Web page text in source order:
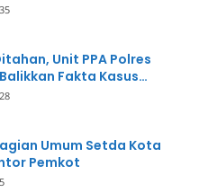
Unit PPA Polres
Fakta Kasus
Umum Setda Kota
Pemkot